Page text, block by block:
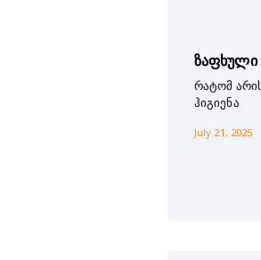
ზაფხული
რატომ
ჰიგიენა
July 21, 2025